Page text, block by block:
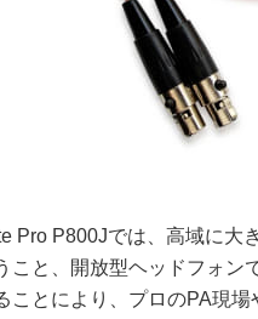
Pro P800Jでは、高域に大
こと、開放型ヘッドフォン
ことにより、プロのPA現